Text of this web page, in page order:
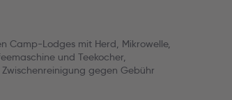
Camp-Lodges mit Herd, Mikrowelle,
und Teekocher,
gegen Gebühr